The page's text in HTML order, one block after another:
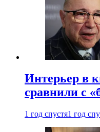
Интерьер в
сравнили с
1 год спустя1 год